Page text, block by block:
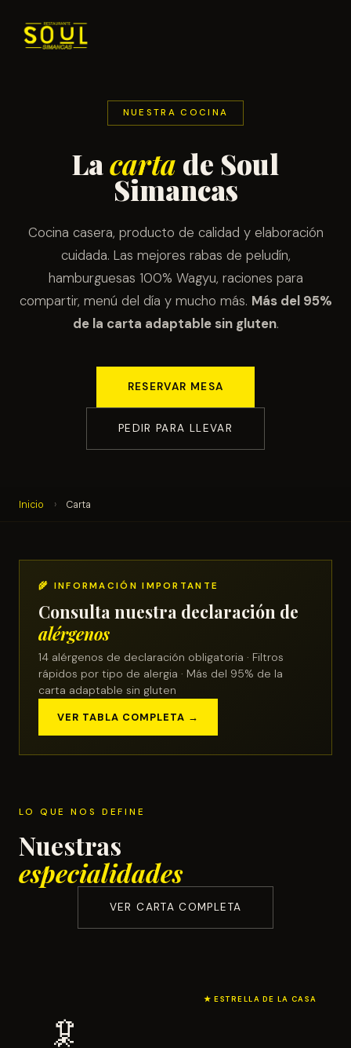
NUESTRA COCINA
Lacarta de Soul
Simancas
Cocina casera, producto de calidad y elaboración
cuidada. Las mejores rabas de peludín,
hamburguesas 100% Wagyu, raciones para
compartir, menú del día y mucho más. Más del 95%
de la carta adaptable sin gluten.
RESERVAR MESA
PEDIR PARA LLEVAR
Inicio › Carta
🌾 INFORMACIÓN IMPORTANTE
Consulta nuestra declaración de
alérgenos
14 alérgenos de declaración obligatoria · Filtros
rápidos por tipo de alergia · Más del 95% de la
carta adaptable sin gluten
VER TABLA COMPLETA →
LO QUE NOS DEFINE
Nuestras
especialidades
VER CARTA COMPLETA
🦑